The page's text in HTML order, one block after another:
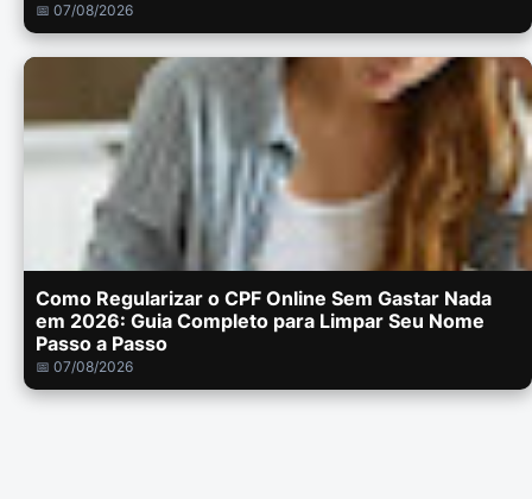
📅 07/08/2026
Como Regularizar o CPF Online Sem Gastar Nada
em 2026: Guia Completo para Limpar Seu Nome
Passo a Passo
📅 07/08/2026